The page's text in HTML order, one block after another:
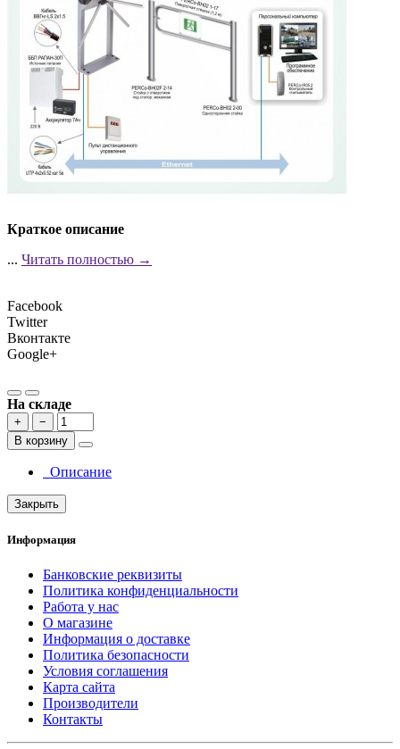
Краткое описание
... Читать полностью →
Facebook
Twitter
Вконтакте
Google+
На складе
+
−
В корзину
Описание
Закрыть
Информация
Банковские реквизиты
Политика конфиденциальности
Работа у нас
О магазине
Информация о доставке
Политика безопасности
Условия соглашения
Карта сайта
Производители
Контакты